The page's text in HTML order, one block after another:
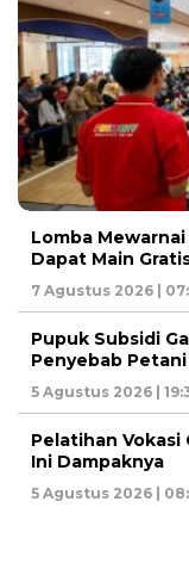
Lomba
Dapat Main
7 Agustus 2026 |
Pupuk Subsidi
Penyebab
5 Agustus 2026 |
Pelatihan Vokasi
Ini Dampaknya
5 Agustus 2026 |